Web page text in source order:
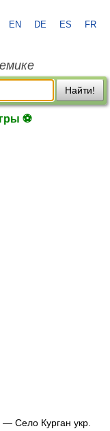
EN DE ES FR
Найти!
⚽
— Село Курган укр.